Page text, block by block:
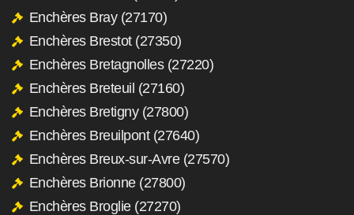
Enchères Bray (27170)
Enchères Brestot (27350)
Enchères Bretagnolles (27220)
Enchères Breteuil (27160)
Enchères Bretigny (27800)
Enchères Breuilpont (27640)
Enchères Breux-sur-Avre (27570)
Enchères Brionne (27800)
Enchères Broglie (27270)